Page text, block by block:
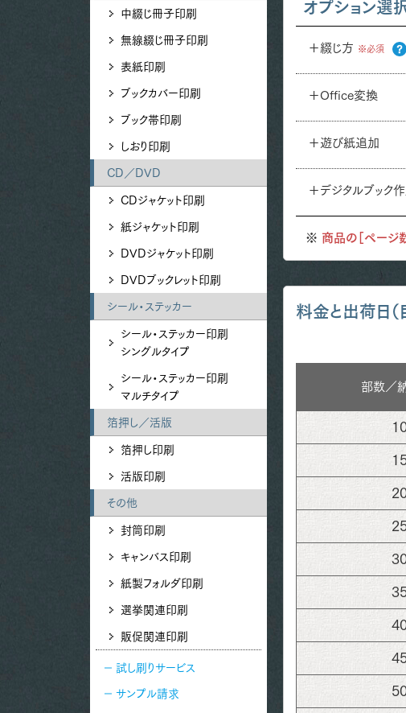
中綴じ冊子印刷
無線綴じ冊子印刷
表紙印刷
ブックカバー印刷
ブック帯印刷
しおり印刷
CD／DVD
CDジャケット印刷
紙ジャケット印刷
DVDジャケット印刷
DVDブックレット印刷
シール・ステッカー
シール・ステッカー印刷
シングルタイプ
シール・ステッカー印刷
マルチタイプ
箔押し／活版
箔押し印刷
活版印刷
その他
封筒印刷
キャンバス印刷
紙製フォルダ印刷
選挙関連印刷
販促関連印刷
試し刷りサービス
サンプル請求
オプション選
＋綴じ方 ※必須
＋Office変換
＋遊び紙追加
＋デジタルブック
商品の［ページ
料金と出荷日（
部数／